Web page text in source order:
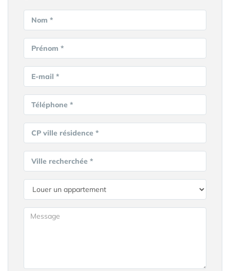
Nom *
Prénom *
E-mail *
Téléphone *
CP ville résidence *
Ville recherchée *